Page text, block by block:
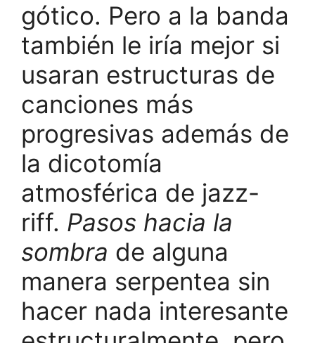
gótico. Pero a la banda
también le iría mejor si
usaran estructuras de
canciones más
progresivas además de
la dicotomía
atmosférica de jazz-
riff. Pasos hacia la
sombra de alguna
manera serpentea sin
hacer nada interesante